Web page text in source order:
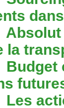
Absolut
la
Budget
Les